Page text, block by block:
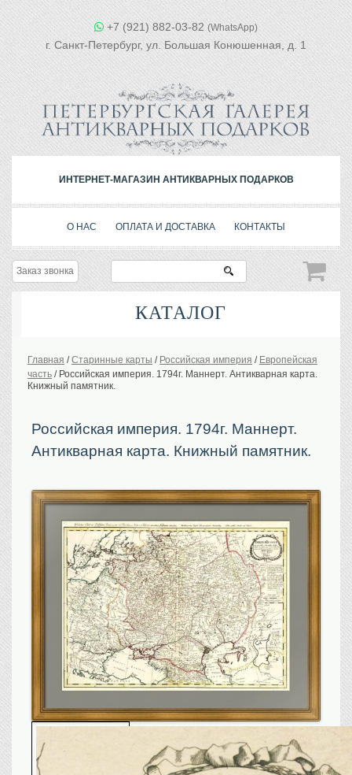
+7 (921) 882-03-82 (WhatsApp)
г. Санкт-Петербург, ул. Большая Конюшенная, д. 1
ИНТЕРНЕТ-МАГАЗИН АНТИКВАРНЫХ ПОДАРКОВ
О НАС ОПЛАТА И ДОСТАВКА КОНТАКТЫ
Заказ звонка
КАТАЛОГ
История Российской империи. Обычаи
Портреты царской семьи
Москва
Российская империя
Прочие
Старинные карты
Российская империя
Европа
Мир
Исторические карты
Виды городов
Санкт-Петербург
Главная /Старинные карты / Российская империя / Европейская
часть / Российская империя. 1794г. Маннерт. Антикварная карта.
Книжный памятник.
Российская империя. 1794г. Маннерт.
Антикварная карта. Книжный памятник.